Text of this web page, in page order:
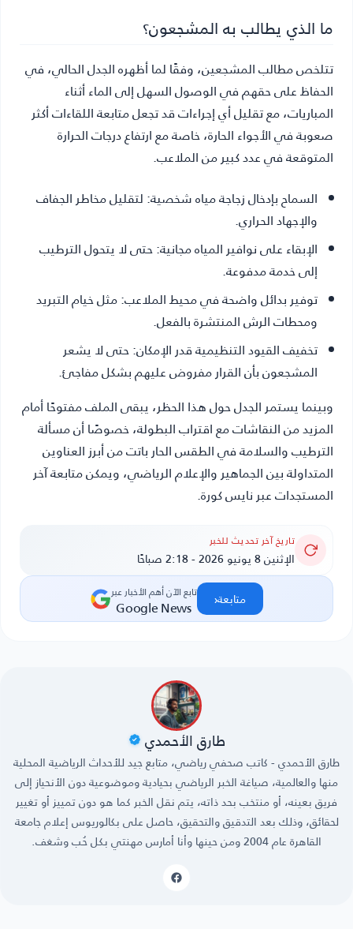
ما الذي يطالب به المشجعون؟
تتلخص مطالب المشجعين، وفقًا لما أظهره الجدل الحالي، في
الحفاظ على حقهم في الوصول السهل إلى الماء أثناء
المباريات، مع تقليل أي إجراءات قد تجعل متابعة اللقاءات أكثر
صعوبة في الأجواء الحارة، خاصة مع ارتفاع درجات الحرارة
المتوقعة في عدد كبير من الملاعب.
السماح بإدخال زجاجة مياه شخصية:لتقليل مخاطر الجفاف
والإجهاد الحراري.
الإبقاء على نوافير المياه مجانية:حتى لا يتحول الترطيب
إلى خدمة مدفوعة.
توفير بدائل واضحة في محيط الملاعب:مثل خيام التبريد
ومحطات الرش المنتشرة بالفعل.
تخفيف القيود التنظيمية قدر الإمكان:حتى لا يشعر
المشجعون بأن القرار مفروض عليهم بشكل مفاجئ.
وبينما يستمر الجدل حول هذا الحظر، يبقى الملف مفتوحًا أمام
المزيد من النقاشات مع اقتراب البطولة، خصوصًا أن مسألة
الترطيب والسلامة في الطقس الحار باتت من أبرز العناوين
المتداولة بين الجماهير والإعلام الرياضي، ويمكن متابعة آخر
المستجدات عبر نايس كورة.
تاريخ آخر تحديث للخبر
الإثنين 8 يونيو 2026 - 2:18 صباحًا
تابع الآن أهم الأخبار عبر
Google News متابعة‹
طارق الأحمدي
طارق الأحمدي - كاتب صحفي رياضي، متابع جيد للأحداث الرياضية المحلية
منها والعالمية، صياغة الخبر الرياضي بحيادية وموضوعية دون الأنحياز إلى
فريق بعينه، أو منتخب بحد ذاته، يتم نقل الخبر كما هو دون تمييز أو تغيير
لحقائق، وذلك بعد التدقيق والتحقيق، حاصل على بكالوريوس إعلام جامعة
القاهرة عام 2004 ومن حينها وأنا أمارس مهنتي بكل حُب وشغف.